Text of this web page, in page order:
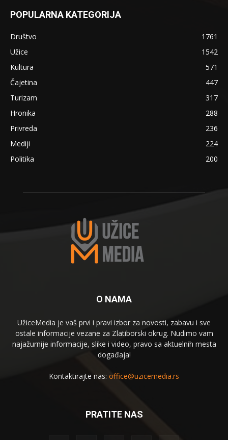
POPULARNA KATEGORIJA
Društvo
1761
Užice
1542
Kultura
571
Čajetina
447
Turizam
317
Hronika
288
Privreda
236
Mediji
224
Politika
200
O NAMA
UžiceMedia je vaš prvi i pravi izbor za novosti, zabavu i sve
ostale informacije vezane za Zlatiborski okrug. Nudimo vam
najažurnije informacije, slike i video, pravo sa aktuelnih mesta
događaja!
Kontaktirajte nas: office@uzicemedia.rs
PRATITE NAS